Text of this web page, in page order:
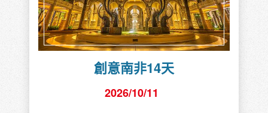
創意南非14天
2026/10/11